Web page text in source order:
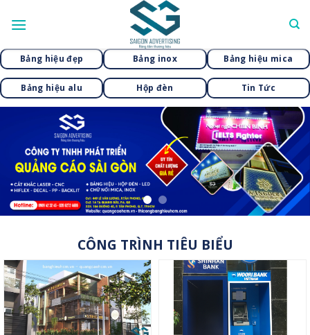
Bảng hiệu đẹp Bảng inox Bảng hiệu mica
Bảng hiệu alu Hộp đèn Tin Tức
CÔNG TRÌNH TIÊU BIỂU